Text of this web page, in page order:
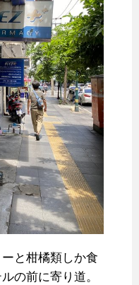
と柑橘類しか食
の前に寄り道。